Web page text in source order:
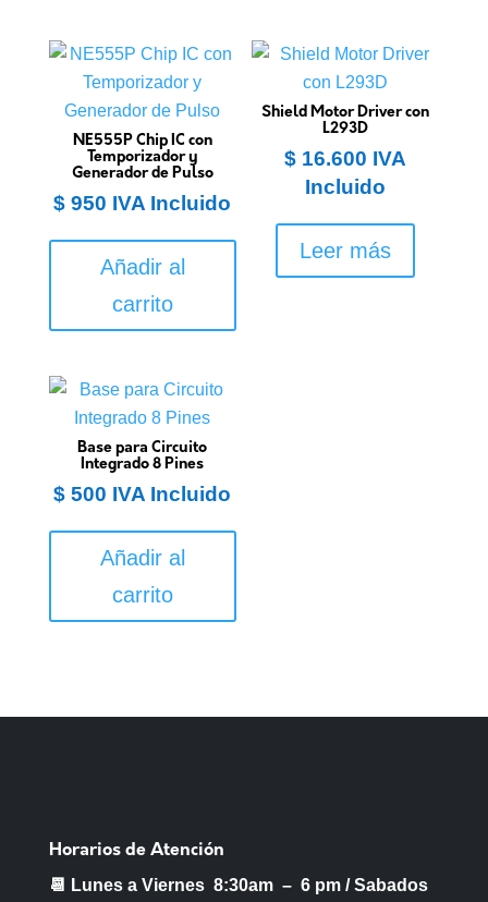
NE555P Chip IC con
Temporizador y
Generador de Pulso
$ 950 IVA Incluido
Añadir al
carrito
Shield Motor Driver con
L293D
$ 16.600 IVA
Incluido
Leer más
Base para Circuito
Integrado 8 Pines
$ 500 IVA Incluido
Añadir al
carrito
Horarios de Atención
📆 Lunes a Viernes 8:30am – 6 pm /Sabados